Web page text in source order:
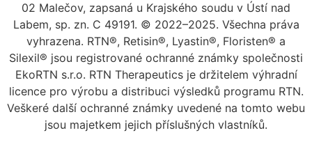
02 Malečov, zapsaná u Krajského soudu v Ústí nad
Labem, sp. zn. C 49191. © 2022–2025. Všechna práva
vyhrazena. RTN®, Retisin®, Lyastin®, Floristen® a
Silexil® jsou registrované ochranné známky společnosti
EkoRTN s.r.o. RTN Therapeutics je držitelem výhradní
licence pro výrobu a distribuci výsledků programu RTN.
Veškeré další ochranné známky uvedené na tomto webu
jsou majetkem jejich příslušných vlastníků.